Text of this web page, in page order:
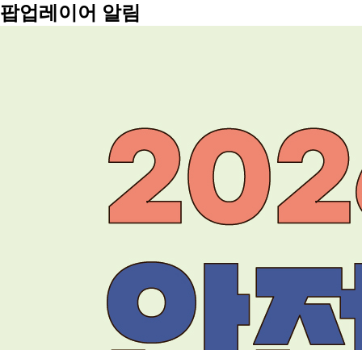
팝업레이어 알림